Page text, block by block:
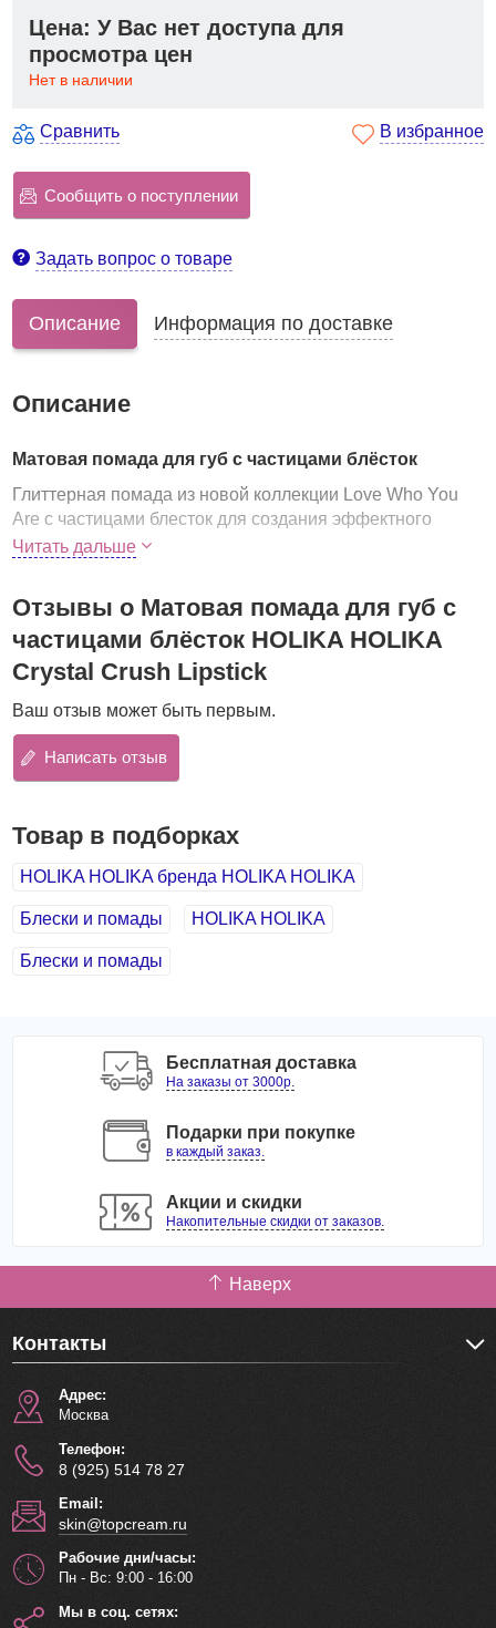
Цена: У Вас нет доступа для
просмотра цен
Нет в наличии
Сравнить В избранное
Сообщить о поступлении
Задать вопрос о товаре
Описание Информация по доставке
Описание
Матовая помада для губ с частицами блёсток
Глиттерная помада из новой коллекции Love Who You
Are с частицами блесток для создания эффектного
макияжа губ. Создает безупречно гладкое покрытие с
роскошный, насыщенный тон.
Комплекс масел (шиповника, жожоба и кокоса) питает,
увлажняет и смягчает кожу губ, предупреждает
появление шелушений, ускоряет заживление
Палитра оттенков
03 Maroon Flame
Способ применения:
Нанести помаду на чистую сухую кожу губ.
Читать дальше
Отзывы о Матовая помада для губ с
частицами блёсток HOLIKA HOLIKA
Crystal Crush Lipstick
Ваш отзыв может быть первым.
Написать отзыв
Товар в подборках
HOLIKA HOLIKA бренда HOLIKA HOLIKA
Блески и помады HOLIKA HOLIKA
Блески и помады
Бесплатная доставка
На заказы от 3000р.
Подарки при покупке
в каждый заказ.
Акции и скидки
Накопительные скидки от заказов.
Наверх
Контакты
Адрес:
Москва
Телефон:
8 (925) 514 78 27
Email:
skin@topcream.ru
Рабочие дни/часы:
Пн - Вс: 9:00 - 16:00
Мы в соц. сетях: